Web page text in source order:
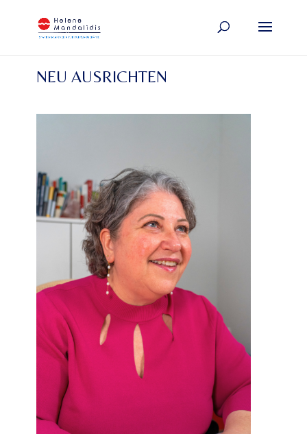
NEU AUSRICHTEN